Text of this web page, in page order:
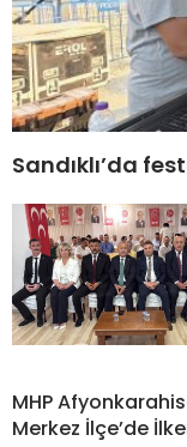
Sandıklı’da
MHP
Merkez İlçe’de